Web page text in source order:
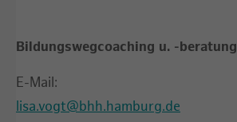
Bildungswegcoaching u. -beratung
E-Mail:
lisa.vogt@bhh.hamburg.de